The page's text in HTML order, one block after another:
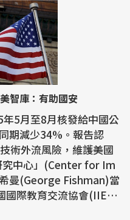
智庫：有助國安
5月至8月核發給中國公
期減少34%。報告認
術外流風險，維護美國
曼(George Fishman)當
際教育交流協會(IIE)統